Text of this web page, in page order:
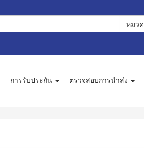
หมว
การรับประกัน ตรวจสอบการนำส่ง